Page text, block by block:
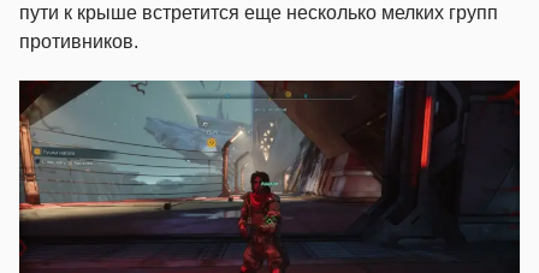
пути к крыше встретится еще несколько мелких групп
противников.